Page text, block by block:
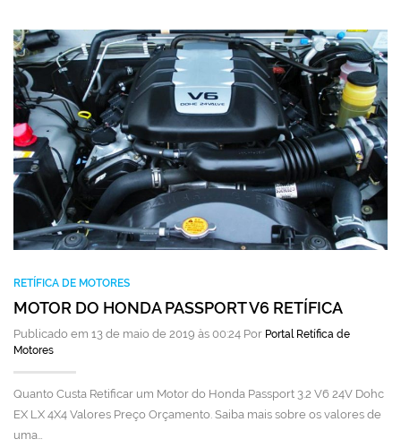
RETÍFICA DE MOTORES
MOTOR DO HONDA PASSPORT V6 RETÍFICA
Publicado em 13 de maio de 2019 às 00:24 Por Portal Retífica de
Motores
Quanto Custa Retificar um Motor do Honda Passport 3.2 V6 24V Dohc
EX LX 4X4 Valores Preço Orçamento. Saiba mais sobre os valores de
uma…